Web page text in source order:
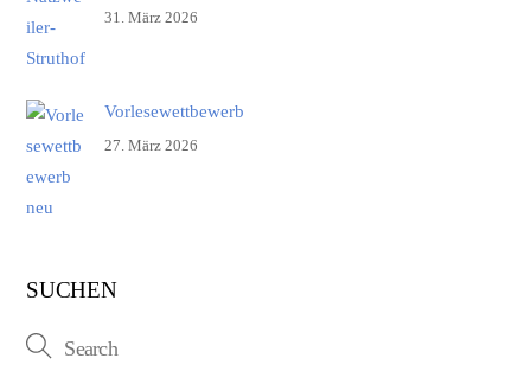
31. März 2026
Vorlesewettbewerb
27. März 2026
SUCHEN